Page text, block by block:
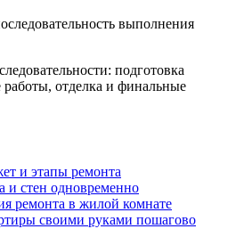
выполнения
подготовка
отделка и финальные
и этапы ремонта
и стен одновременно
ремонта в жилой комнате
своими руками пошагово